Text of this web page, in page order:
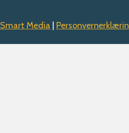
Smart Media |